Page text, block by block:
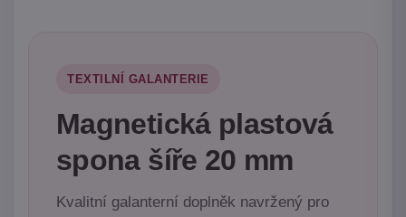
TEXTILNÍ GALANTERIE
Magnetická plastová
spona šíře 20 mm
Kvalitní galanterní doplněk navržený pro